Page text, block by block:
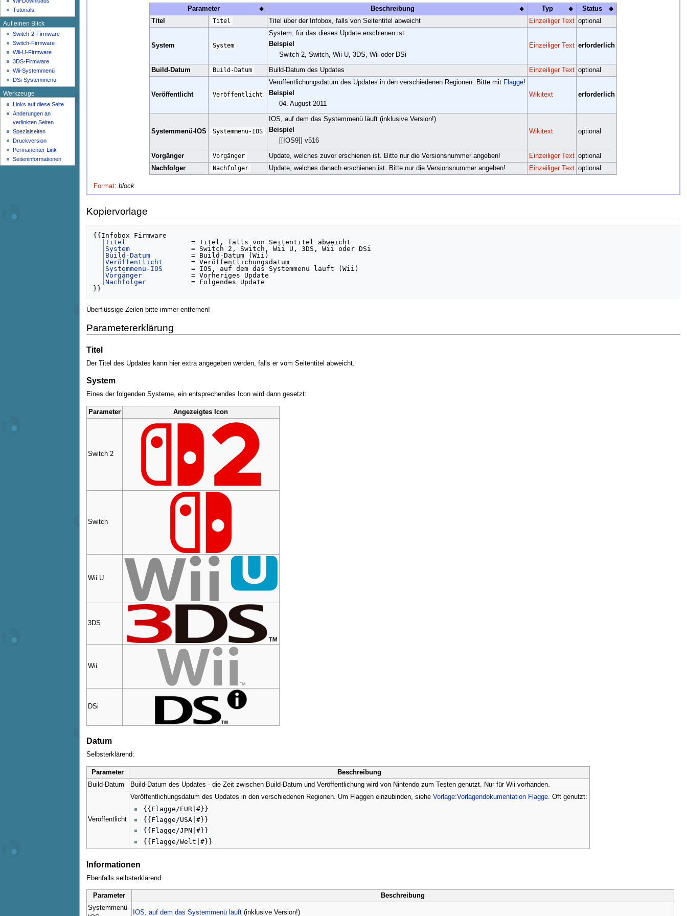
Parameter Beschreibung Typ
Status
Titel
Titel Titel über der Infobox, falls von Seitentitel abweicht Einzeiliger Text optional
System System
System, für das dieses Update erschienen ist
Beispiel
Switch 2, Switch, Wii U, 3DS, Wii oder DSi
Einzeiliger Text erforderlich
Build-Datum Build-Datum Build-Datum des Updates Einzeiliger Text optional
Veröffentlicht Veröffentlicht
Veröffentlichungsdatum des Updates in den verschiedenen Regionen. Bitte mit Flagge!
Beispiel
04. August 2011
Wikitext erforderlich
Systemmenü-IOS Systemmenü-IOS
IOS, auf dem das Systemmenü läuft (inklusive Version!)
Beispiel
[[IOS9]] v516
Wikitext optional
Vorgänger Vorgänger Update, welches zuvor erschienen ist. Bitte nur die Versionsnummer angeben! Einzeiliger Text optional
Nachfolger
Nachfolger Update, welches danach erschienen ist. Bitte nur die Versionsnummer angeben! Einzeiliger Text optional
Format:block
Kopiervorlage
{{Infobox Firmware
  |
Titel
		= Titel, falls von Seitentitel abweicht
System
		= Switch 2, Switch, Wii U, 3DS, Wii oder DSi
Build-Datum
		= Build-Datum (Wii)
  |
Veröffentlicht
	= Veröffentlichungsdatum
Systemmenü-IOS
	= IOS, auf dem das Systemmenü läuft (Wii)
  |
Vorgänger
		= Vorheriges Update
  |
Nachfolger
		= Folgendes Update
}}
Überflüssige Zeilen bitte immer entfernen!
Parametererklärung
Titel
Der Titel des Updates kann hier extra angegeben werden, falls er vom Seitentitel abweicht.
System
Eines der folgenden Systeme, ein entsprechendes Icon wird dann gesetzt:
Parameter Angezeigtes Icon
Switch 2
Switch
Wii U
3DS
Wii
DSi
Datum
Selbsterklärend:
Parameter
Beschreibung
Build-Datum
Build-Datum des Updates - die Zeit zwischen Build-Datum und Veröffentlichung wird von Nintendo zum Testen genutzt. Nur für Wii vorhanden.
Veröffentlicht
Veröffentlichungsdatum des Updates in den verschiedenen Regionen. Um Flaggen einzubinden, sieheVorlage:Vorlagendokumentation Flagge. Oft genutzt:
{{Flagge/EUR|#}}
{{Flagge/USA|#}}
{{Flagge/JPN|#}}
{{Flagge/Welt|#}}
Informationen
Ebenfalls selbsterklärend:
Parameter
Beschreibung
Systemmenü-
IOS, auf dem das Systemmenü läuft (inklusive Version!)
ü
Tutorials
Auf einen Blick
Switch-2-Firmware
Switch-Firmware
Wii-U-Firmware
3DS-Firmware
Wii-Systemmenü
DSi-Systemmenü
Werkzeuge
Links auf diese Seite
Änderungen an
verlinkten Seiten
Spezialseiten
Druckversion
Permanenter Link
Seiten­­informationen